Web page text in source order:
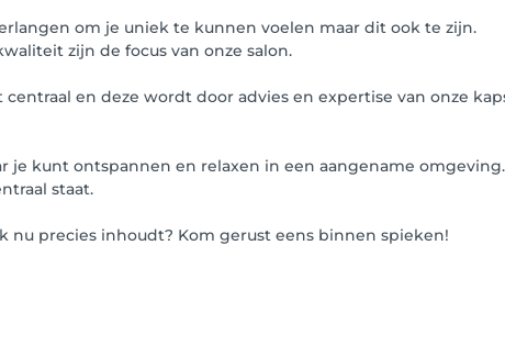
om je uniek te kunnen voelen maar dit ook te zijn.
zijn de focus van onze salon.
centraal en deze wordt door advies en expertise van onze
je kunt ontspannen en relaxen in een aangename
staat.
nu precies inhoudt? Kom gerust eens binnen spieken!